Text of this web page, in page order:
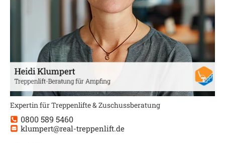
Expertin für Treppenlifte & Zuschussberatung
0800 589 5460
klumpert@real-treppenlift.de